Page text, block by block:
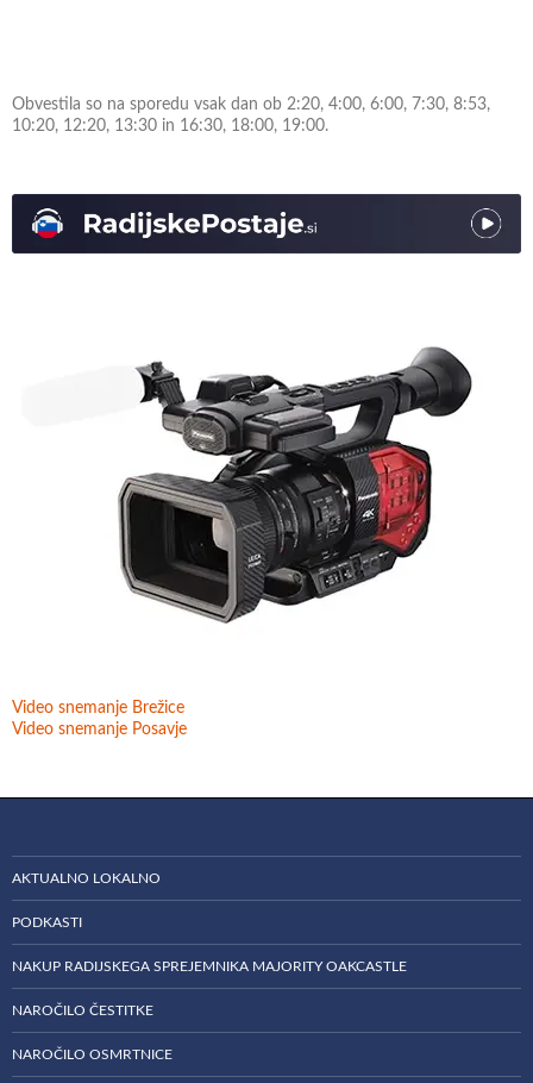
Obvestila so na sporedu vsak dan ob 2:20, 4:00, 6:00, 7:30, 8:53,
10:20, 12:20, 13:30 in 16:30, 18:00, 19:00.
Video snemanje Brežice
Video snemanje Posavje
AKTUALNO LOKALNO
PODKASTI
NAKUP RADIJSKEGA SPREJEMNIKA MAJORITY OAKCASTLE
NAROČILO ČESTITKE
NAROČILO OSMRTNICE